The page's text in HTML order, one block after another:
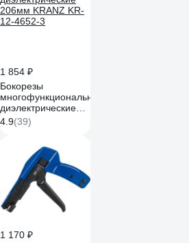
1 854 ₽
Бокорезы
многофункциональные
диэлектрические
206мм KRANZ KR-
12-4652-3
4.9(39)
1 170 ₽